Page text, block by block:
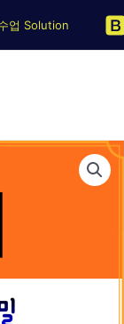
업 Solution